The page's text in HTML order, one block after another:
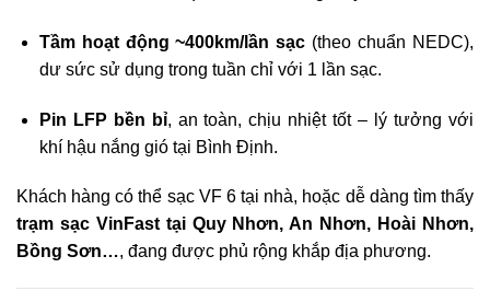
Tầm hoạt động ~400km/lần sạc (theo chuẩn NEDC),
dư sức sử dụng trong tuần chỉ với 1 lần sạc.
Pin LFP bền bỉ, an toàn, chịu nhiệt tốt – lý tưởng với
khí hậu nắng gió tại Bình Định.
Khách hàng có thể sạc VF 6 tại nhà, hoặc dễ dàng tìm thấy
trạm sạc VinFast tại Quy Nhơn, An Nhơn, Hoài Nhơn,
Bồng Sơn…, đang được phủ rộng khắp địa phương.